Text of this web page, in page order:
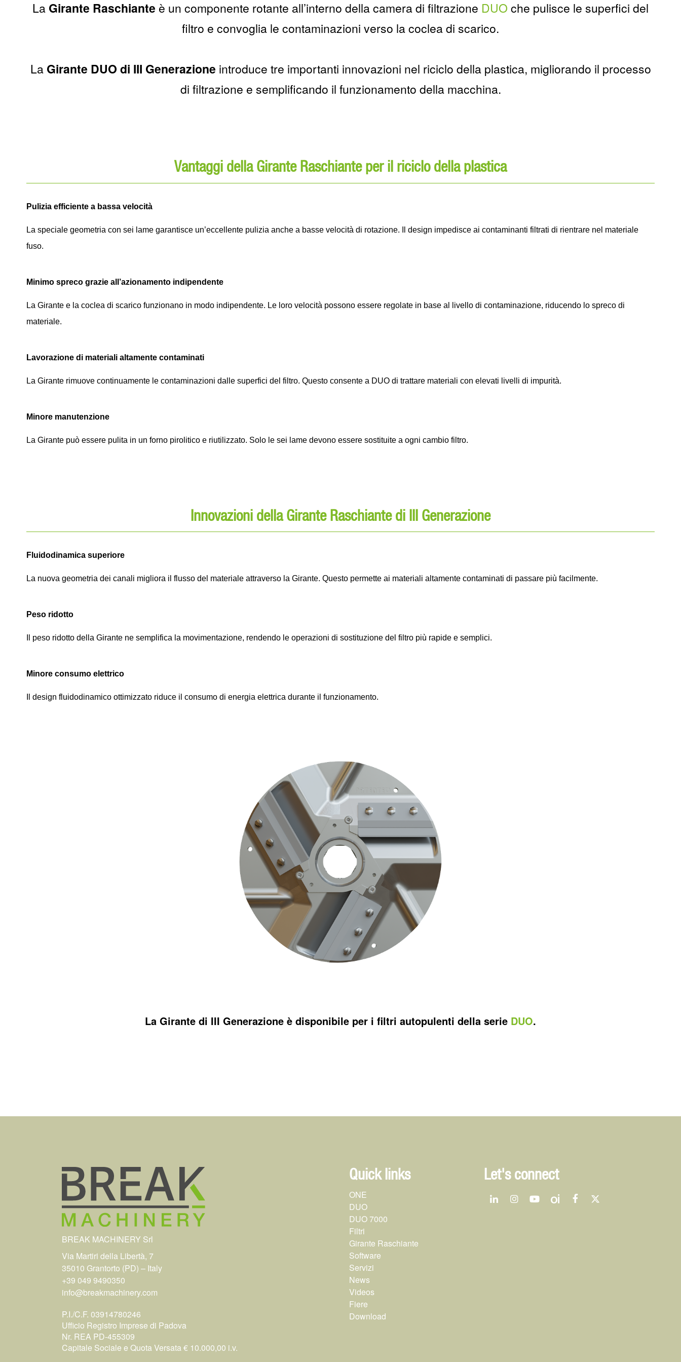
La Girante Raschiante è un componente rotante all’interno della camera di filtrazione DUO che pulisce le superfici del
filtro e convoglia le contaminazioni verso la coclea di scarico.
La Girante DUO di III Generazione introduce tre importanti innovazioni nel riciclo della plastica, migliorando il processo
di filtrazione e semplificando il funzionamento della macchina.
Vantaggi della Girante Raschiante per il riciclo della plastica
Pulizia efficiente a bassa velocità
La speciale geometria con sei lame garantisce un’eccellente pulizia anche a basse velocità di rotazione. Il design impedisce ai contaminanti filtrati di rientrare nel materiale
fuso.
Minimo spreco grazie all’azionamento indipendente
La Girante e la coclea di scarico funzionano in modo indipendente. Le loro velocità possono essere regolate in base al livello di contaminazione, riducendo lo spreco di
materiale.
Lavorazione di materiali altamente contaminati
La Girante rimuove continuamente le contaminazioni dalle superfici del filtro. Questo consente a DUO di trattare materiali con elevati livelli di impurità.
Minore manutenzione
La Girante può essere pulita in un forno pirolitico e riutilizzato. Solo le sei lame devono essere sostituite a ogni cambio filtro.
Innovazioni della Girante Raschiante di III Generazione
Fluidodinamica superiore
La nuova geometria dei canali migliora il flusso del materiale attraverso la Girante. Questo permette ai materiali altamente contaminati di passare più facilmente.
Peso ridotto
Il peso ridotto della Girante ne semplifica la movimentazione, rendendo le operazioni di sostituzione del filtro più rapide e semplici.
Minore consumo elettrico
Il design fluidodinamico ottimizzato riduce il consumo di energia elettrica durante il funzionamento.
La Girante di III Generazione è disponibile per i filtri autopulenti della serie DUO.
BREAK MACHINERY Srl
Via Martiri della Libertà, 7
35010 Grantorto (PD) – Italy
+39 049 9490350
info@breakmachinery.com
P.I./C.F. 03914780246
Ufficio Registro Imprese di Padova
Nr. REA PD-455309
Capitale Sociale e Quota Versata € 10.000,00 i.v.
Quick links
ONE
DUO
DUO 7000
Filtri
Girante Raschiante
Software
Servizi
News
Videos
Fiere
Download
Let's connect